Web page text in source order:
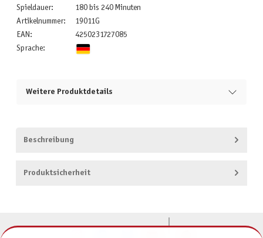
Spieldauer:
180 bis 240 Minuten
Artikelnummer:
19011G
EAN:
4250231727085
Sprache:
Weitere Produktdetails
Beschreibung
Produktsicherheit